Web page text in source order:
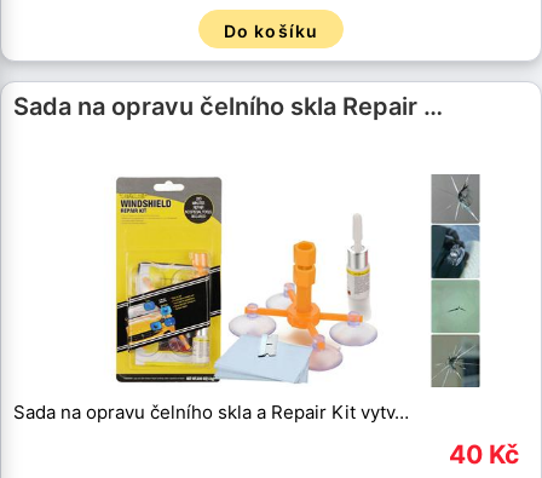
Do košíku
Sada na opravu čelního skla Repair …
Sada na opravu čelního skla a Repair Kit vytv…
40 Kč